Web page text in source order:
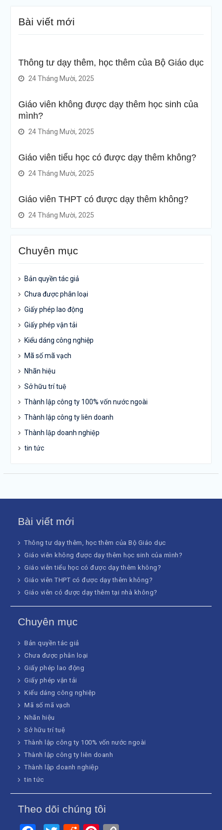
Bài viết mới
Thông tư dạy thêm, học thêm của Bộ Giáo dục
24 Tháng Mười, 2025
Giáo viên không được dạy thêm học sinh của
mình?
24 Tháng Mười, 2025
Giáo viên tiểu học có được dạy thêm không?
24 Tháng Mười, 2025
Giáo viên THPT có được dạy thêm không?
24 Tháng Mười, 2025
Chuyên mục
Bản quyền tác giả
Chưa được phân loại
Giấy phép lao động
Giấy phép vận tải
Kiểu dáng công nghiệp
Mã số mã vạch
Nhãn hiệu
Sở hữu trí tuệ
Thành lập công ty 100% vốn nước ngoài
Thành lập công ty liên doanh
Thành lập doanh nghiệp
tin tức
Bài viết mới
Thông tư dạy thêm, học thêm của Bộ Giáo dục
Giáo viên không được dạy thêm học sinh của mình?
Giáo viên tiểu học có được dạy thêm không?
Giáo viên THPT có được dạy thêm không?
Giáo viên có được dạy thêm tại nhà không?
Chuyên mục
Bản quyền tác giả
Chưa được phân loại
Giấy phép lao động
Giấy phép vận tải
Kiểu dáng công nghiệp
Mã số mã vạch
Nhãn hiệu
Sở hữu trí tuệ
Thành lập công ty 100% vốn nước ngoài
Thành lập công ty liên doanh
Thành lập doanh nghiệp
tin tức
Theo dõi chúng tôi